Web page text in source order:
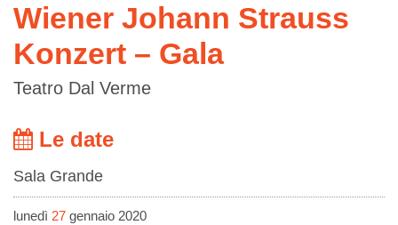
Wiener Johann Strauss
Konzert – Gala
Teatro Dal Verme
Le date
Sala Grande
lunedì 27 gennaio 2020